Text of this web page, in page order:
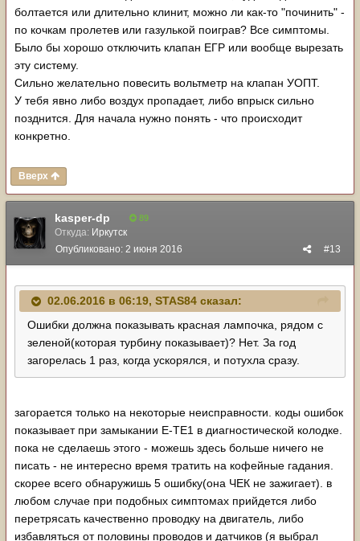
болтается или длительно клинит, можно ли как-то "починить" -
по кочкам пролетев или газулькой поиграв? Все симптомы.
Было бы хорошо отключить клапан ЕГР или вообще вырезать
эту систему.
Сильно желательно повесить вольтметр на клапан УОПТ.
У тебя явно либо воздух пропадает, либо впрыск сильно
позднится. Для начала нужно понять - что происходит
конкретно.
Вверх
kasper-dp 89
Откуда: Иркутск
#13
Опубликовано: 2 июня 2016
02.06.2016 в 06:19, STAS84 сказал:
Ошибки должна показывать красная лампочка, рядом с
зеленой(которая турбину показывает)? Нет. За год
загорелась 1 раз, когда ускорялся, и потухла сразу.
загорается только на некоторые неисправности. коды ошибок
показывает при замыкании Е-TE1 в диагностической колодке.
пока не сделаешь этого - можешь здесь больше ничего не
писать - не интересно время тратить на кофейные гадания.
скорее всего обнаружишь 5 ошибку(она ЧЕК не зажигает). в
любом случае при подобных симптомах прийдется либо
перетрясать качественно проводку на двигатель, либо
избавляться от половины проводов и датчиков (я выбрал